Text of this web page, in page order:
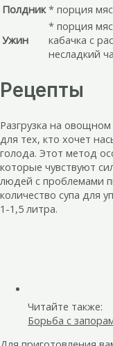
Полдник * порция
Ужин
* порция
кабачка с
несладкий
Рецепты
Разгрузка на
для тех, кто хочет
голода. Этот метод
которые чувствуют
людей с проблемами
количество супа для
1-1,5 литра.
Читайте также:
Борьба с